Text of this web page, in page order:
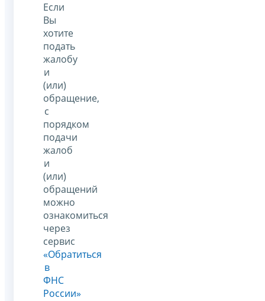
Если
Вы
хотите
подать
жалобу
и
(или)
обращение,
с
порядком
подачи
жалоб
и
(или)
обращений
можно
ознакомиться
через
сервис
«Обратиться
в
ФНС
России»